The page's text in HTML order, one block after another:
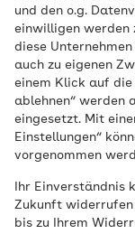
und den o.g.
einwilligen werden
diese
auch zu eigenen
einem Klick auf die
ablehnen“ werden
eingesetzt. Mit
Einstellungen“
vorgenommen
Ihr Einverständnis
Zukunft
bis zu Ihrem
Veröffentlicht
21.08.2023 4
Von
für
meist schnell
vorbereiten